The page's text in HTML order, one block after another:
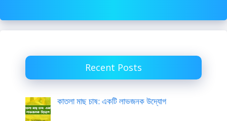
Recent Posts
কাতলা মাছ চাষ: একটি লাভজনক উদ্যোগ